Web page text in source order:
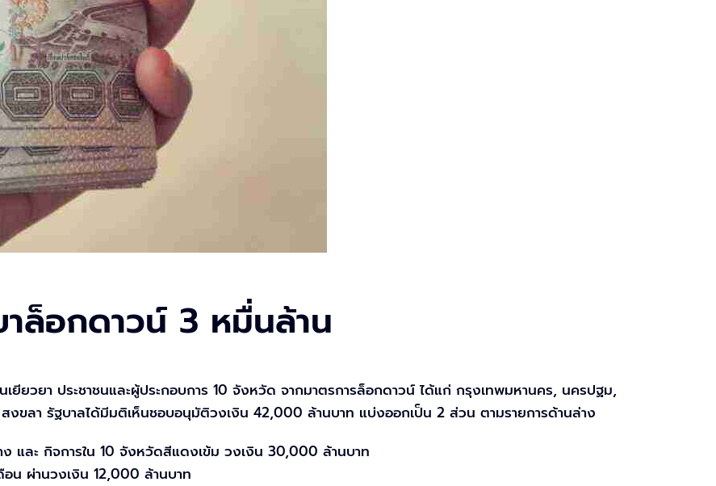
าล็อกดาวน์ 3 หมื่นล้าน
ยียวยา ประชาชนและผู้ประกอบการ 10 จังหวัด จากมาตรการล็อกดาวน์ ได้แก่ กรุงเทพมหานคร, นครปฐม,
งขลา รัฐบาลได้มีมติเห็นชอบอนุมัติวงเงิน 42,000 ล้านบาท แบ่งออกเป็น 2 ส่วน ตามรายการด้านล่าง
และ กิจการใน 10 จังหวัดสีแดงเข้ม วงเงิน 30,000 ล้านบาท
น ผ่านวงเงิน 12,000 ล้านบาท